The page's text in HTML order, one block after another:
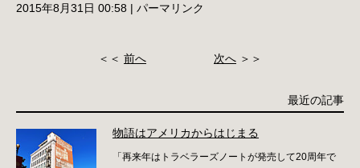
2015年8月31日 00:58 | パーマリンク
＜＜ 前へ 次へ ＞＞
最近の記事
物語はアメリカからはじまる
「再来年はトラベラーズノートが発売して20周年で